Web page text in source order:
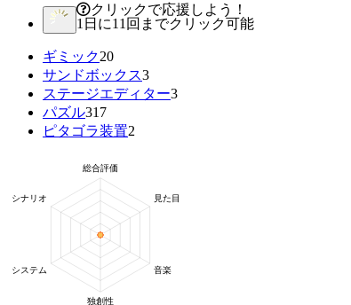
クリックで応援しよう！
1日に11回までクリック可能
ギミック20
サンドボックス3
ステージエディター3
パズル317
ピタゴラ装置2